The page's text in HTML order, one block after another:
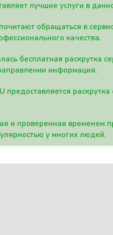
лучшие услуги в
обращаться в
качества.
бесплатная раскрутка
информация.
предоставляется
и проверенная временем
у многих людей.